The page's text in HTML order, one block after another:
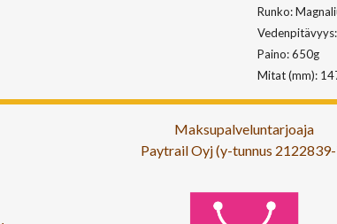
Runko:
Paino: 650g
Mitat (mm):
Maksupalveluntarjoaja
Paytrail Oyj (y-tunnus